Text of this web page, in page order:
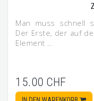
Man muss schnell
Der Erste, der auf
Element …
15.00 CHF